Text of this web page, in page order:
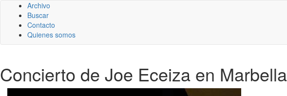
Archivo
Buscar
Contacto
Quienes somos
Concierto de Joe Eceiza en Marbella